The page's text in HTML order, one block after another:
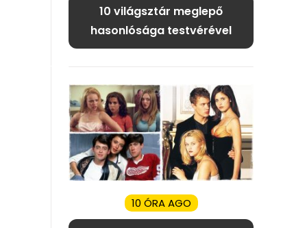
10 világsztár meglepő
hasonlósága testvérével
10 ÓRA AGO